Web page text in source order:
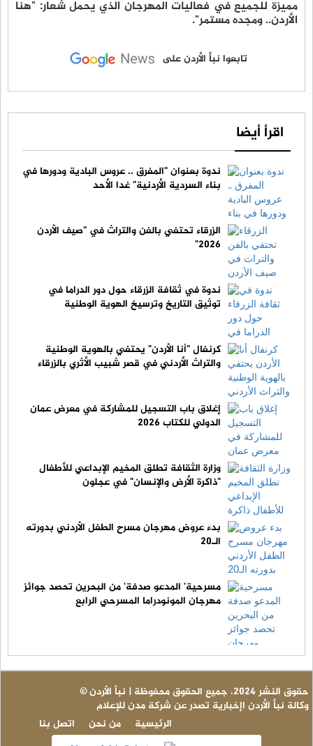
مميزة للجميع في فعاليات المهرجان الذي يحمل شعار: "هنا
الأردن.. ومجده مستمر".
تابعوا نبأ الأردن على
اقرأ أيضا
ندوة بعنوان "المفرق .. عروس البادية ودورها في
بناء السردية الأردنية" غدا الأحد
الزرقاء تحتفي بالفن والتراث في "صيف الأردن
2026"
ندوة في ثقافة الزرقاء حول دور الدراما في
توثيق التاريخ وترسيخ الهوية الوطنية
كرنفال "أنا الأردن" يحتفي بالهوية الوطنية
والتراث الأردني في قصر شبيب الأثري بالزرقاء
إغلاق باب التسجيل للمشاركة في معرض عمان
الدولي للكتاب 2026
وزارة الثقافة تطلق المخيم الإبداعي للأطفال
"ذاكرة الأرض والإنسان" في عجلون
بدء عروض مهرجان مسرح الطفل الأردني بدورته
الـ20
مسرحية' المدعو صدفة' من البحرين تحصد جوائز
مهرجان المونودراما المسرحي الرابع
© حقوق النشر 2024، جميع الحقوق محفوظة | نبأ الأردن
وكالة نبأ الأردن اإخبارية تصدر عن شركة مدن للإعلام
اتصل بنا
من نحن الرئيسية